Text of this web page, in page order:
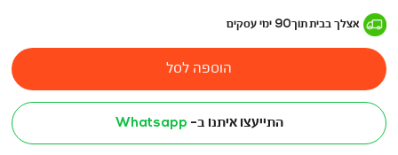
אצלך בביתתוך90 ימי עסקים
הוספה לסל
התייעצו איתנו ב- Whatsapp